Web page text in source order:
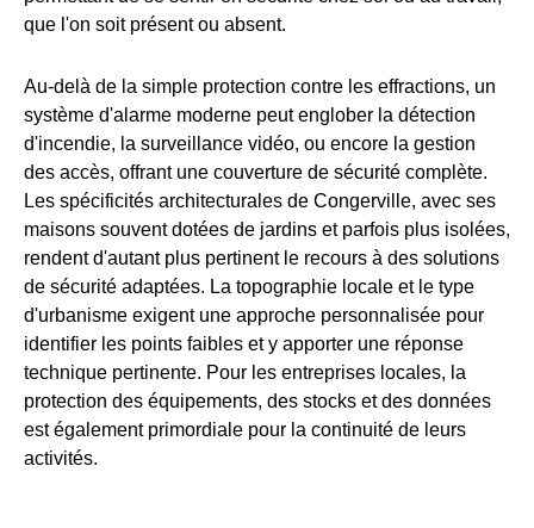
que l'on soit présent ou absent.
Au-delà de la simple protection contre les effractions, un
système d'alarme moderne peut englober la détection
d'incendie, la surveillance vidéo, ou encore la gestion
des accès, offrant une couverture de sécurité complète.
Les spécificités architecturales de Congerville, avec ses
maisons souvent dotées de jardins et parfois plus isolées,
rendent d'autant plus pertinent le recours à des solutions
de sécurité adaptées. La topographie locale et le type
d'urbanisme exigent une approche personnalisée pour
identifier les points faibles et y apporter une réponse
technique pertinente. Pour les entreprises locales, la
protection des équipements, des stocks et des données
est également primordiale pour la continuité de leurs
activités.